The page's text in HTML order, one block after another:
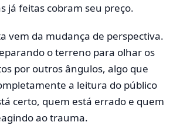
já feitas cobram seu preço.
vem da mudança de perspectiva.
o terreno para olhar os
por outros ângulos, algo que
a leitura do público
certo, quem está errado e quem
ao trauma.